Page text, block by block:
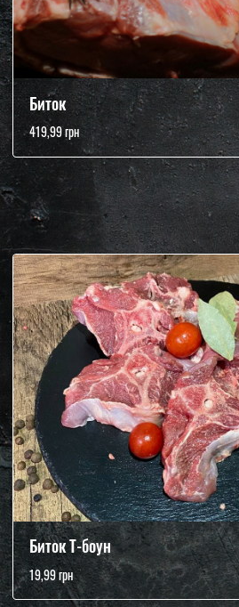
Биток
419,99 грн
Биток Т-боун
19,99 грн